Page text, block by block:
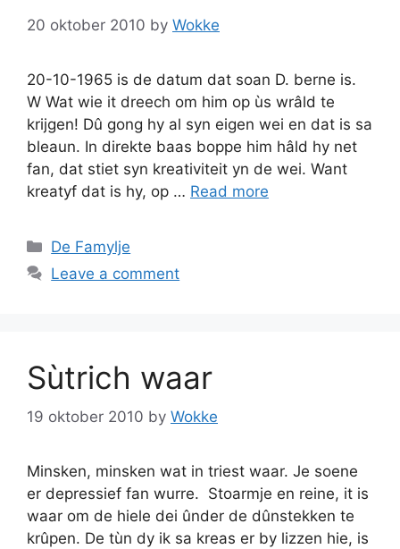
20 oktober 2010 by Wokke
20-10-1965 is de datum dat soan D. berne is.
W Wat wie it dreech om him op ùs wrâld te
krijgen! Dû gong hy al syn eigen wei en dat is sa
bleaun. In direkte baas boppe him hâld hy net
fan, dat stiet syn kreativiteit yn de wei. Want
kreatyf dat is hy, op … Read more
Categories
De Famylje
Leave a comment
Sùtrich waar
19 oktober 2010 by Wokke
Minsken, minsken wat in triest waar. Je soene
er depressief fan wurre. Stoarmje en reine, it is
waar om de hiele dei ûnder de dûnstekken te
krûpen. De tùn dy ik sa kreas er by lizzen hie, is